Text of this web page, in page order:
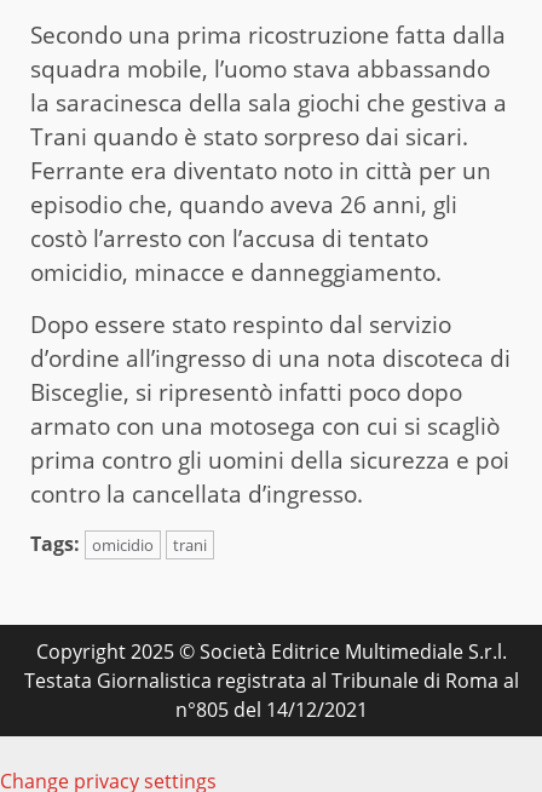
Secondo una prima ricostruzione fatta dalla
squadra mobile, l’uomo stava abbassando
la saracinesca della sala giochi che gestiva a
Trani quando è stato sorpreso dai sicari.
Ferrante era diventato noto in città per un
episodio che, quando aveva 26 anni, gli
costò l’arresto con l’accusa di tentato
omicidio, minacce e danneggiamento.
Dopo essere stato respinto dal servizio
d’ordine all’ingresso di una nota discoteca di
Bisceglie, si ripresentò infatti poco dopo
armato con una motosega con cui si scagliò
prima contro gli uomini della sicurezza e poi
contro la cancellata d’ingresso.
Tags: omicidio trani
Copyright 2025 © Società Editrice Multimediale S.r.l.
Testata Giornalistica registrata al Tribunale di Roma al
n°805 del 14/12/2021
Change privacy settings